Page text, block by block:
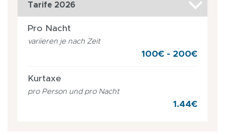
Tarife 2026
Pro Nacht
variieren je nach Zeit
100€ - 200€
Kurtaxe
pro Person und pro Nacht
1.44€